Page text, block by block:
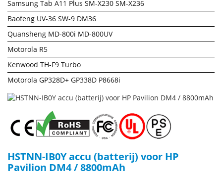
Samsung Tab A11 Plus SM-X230 SM-X236
Baofeng UV-36 SW-9 DM36
Quansheng MD-800i MD-800UV
Motorola R5
Kenwood TH-F9 Turbo
Motorola GP328D+ GP338D P8668i
HSTNN-IB0Y accu (batterij) voor HP
Pavilion DM4 / 8800mAh